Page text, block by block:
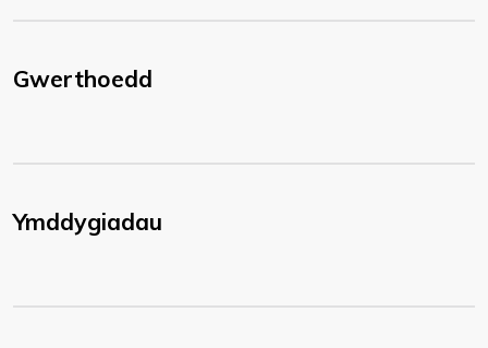
Gwerthoedd
Ymddygiadau